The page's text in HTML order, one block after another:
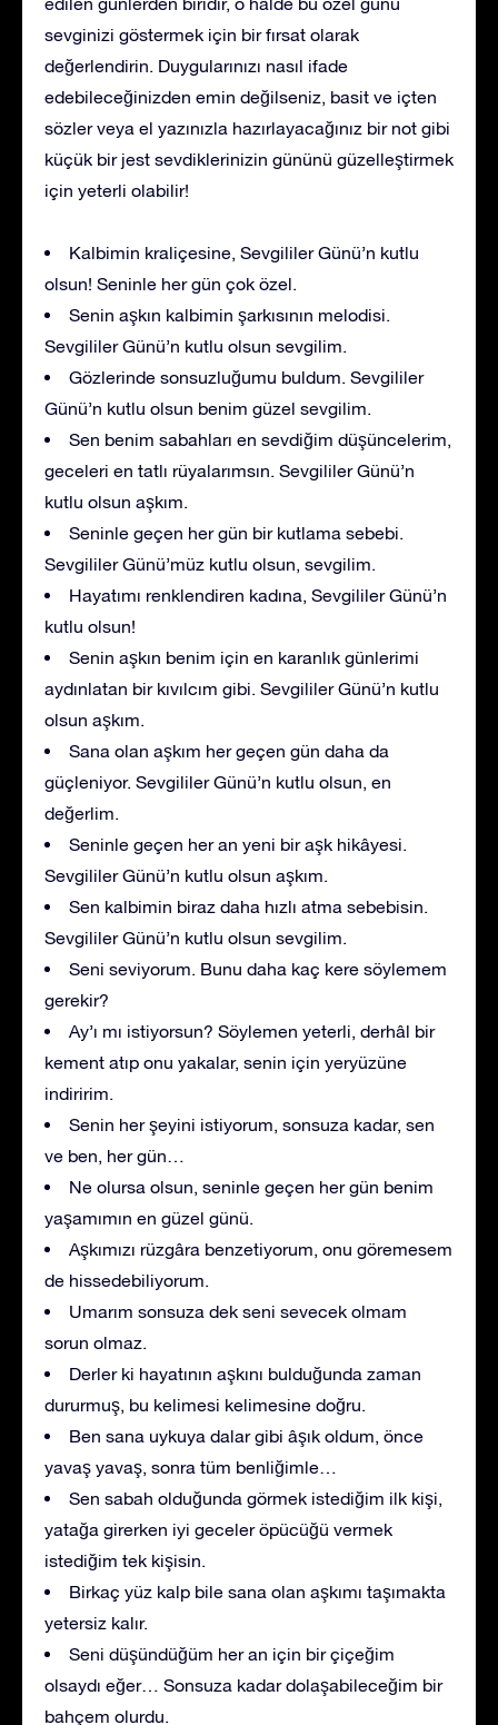
sevginizi göstermek için bir fırsat olarak
değerlendirin. Duygularınızı nasıl ifade
edebileceğinizden emin değilseniz, basit ve içten
sözler veya el yazınızla hazırlayacağınız bir not gibi
küçük bir jest sevdiklerinizin gününü güzelleştirmek
için yeterli olabilir!
Kalbimin kraliçesine, Sevgililer Günü’n kutlu
olsun! Seninle her gün çok özel.
Senin aşkın kalbimin şarkısının melodisi.
Sevgililer Günü’n kutlu olsun sevgilim.
Gözlerinde sonsuzluğumu buldum. Sevgililer
Günü’n kutlu olsun benim güzel sevgilim.
Sen benim sabahları en sevdiğim düşüncelerim,
geceleri en tatlı rüyalarımsın. Sevgililer Günü’n
kutlu olsun aşkım.
Seninle geçen her gün bir kutlama sebebi.
Sevgililer Günü’müz kutlu olsun, sevgilim.
Hayatımı renklendiren kadına, Sevgililer Günü’n
kutlu olsun!
Senin aşkın benim için en karanlık günlerimi
aydınlatan bir kıvılcım gibi. Sevgililer Günü’n kutlu
olsun aşkım.
Sana olan aşkım her geçen gün daha da
güçleniyor. Sevgililer Günü’n kutlu olsun, en
değerlim.
Seninle geçen her an yeni bir aşk hikâyesi.
Sevgililer Günü’n kutlu olsun aşkım.
Sen kalbimin biraz daha hızlı atma sebebisin.
Sevgililer Günü’n kutlu olsun sevgilim.
Seni seviyorum. Bunu daha kaç kere söylemem
gerekir?
Ay’ı mı istiyorsun? Söylemen yeterli, derhâl bir
kement atıp onu yakalar, senin için yeryüzüne
indiririm.
Senin her şeyini istiyorum, sonsuza kadar, sen
ve ben, her gün…
Ne olursa olsun, seninle geçen her gün benim
yaşamımın en güzel günü.
Aşkımızı rüzgâra benzetiyorum, onu göremesem
de hissedebiliyorum.
Umarım sonsuza dek seni sevecek olmam
sorun olmaz.
Derler ki hayatının aşkını bulduğunda zaman
dururmuş, bu kelimesi kelimesine doğru.
Ben sana uykuya dalar gibi âşık oldum, önce
yavaş yavaş, sonra tüm benliğimle…
Sen sabah olduğunda görmek istediğim ilk kişi,
yatağa girerken iyi geceler öpücüğü vermek
istediğim tek kişisin.
Birkaç yüz kalp bile sana olan aşkımı taşımakta
yetersiz kalır.
Seni düşündüğüm her an için bir çiçeğim
olsaydı eğer… Sonsuza kadar dolaşabileceğim bir
bahçem olurdu.